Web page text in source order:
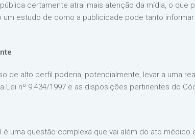
certamente atrai mais atenção da mídia, o
um estudo de como a publicidade pode tanto
de alto perfil poderia, potencialmente, levar a uma
Lei nº 9.434/1997 e as disposições pertinentes do
é uma questão complexa que vai além do ato